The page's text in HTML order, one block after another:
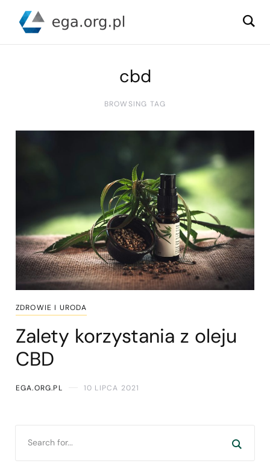
cbd
BROWSING TAG
ZDROWIE I URODA
Zalety korzystania z oleju
CBD
EGA.ORG.PL 10 LIPCA 2021